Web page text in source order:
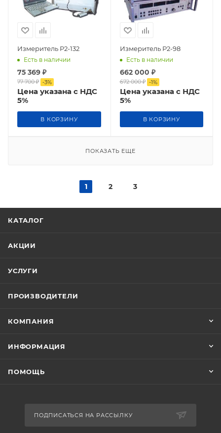
Измеритель Р2-132
Есть в наличии
75 369 ₽
77 700₽ -3%
Цена указана с НДС
5%
В КОРЗИНУ
Измеритель Р2-98
Есть в наличии
662 000 ₽
672 000₽ -1%
Цена указана с НДС
5%
В КОРЗИНУ
ПОКАЗАТЬ ЕЩЕ
1 2 3
КАТАЛОГ
АКЦИИ
УСЛУГИ
ПРОИЗВОДИТЕЛИ
КОМПАНИЯ
ИНФОРМАЦИЯ
ПОМОЩЬ
ПОДПИСАТЬСЯ НА РАССЫЛКУ